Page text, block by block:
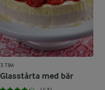
3 TIM
Glasstårta med bär